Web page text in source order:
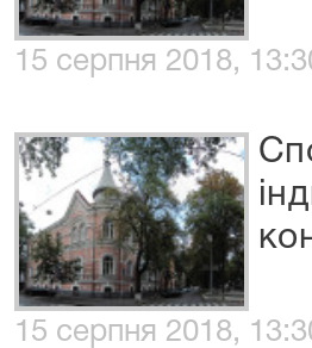
15 серпня 2018,
15 серпня 2018,